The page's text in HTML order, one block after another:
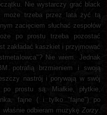
Nie wystarczy grać black
może trzeba przez lata żyć tą
zacięciem słuchać zespołów
po prostu trzeba pozostać
zakładać kaszkiet i przyjmować
Nie wiem. Jednak
potrafią brzmieniem i swoją
nastrój i porywają w swój
prostu są. Miałkie, płytkie,
fajne ( i tylko "fajne") po
odbieram muzykę Zorzy.